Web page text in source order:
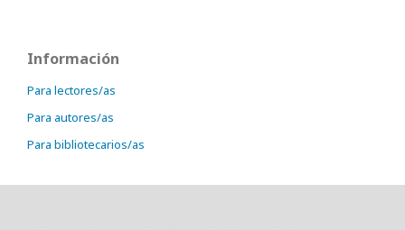
Información
Para lectores/as
Para autores/as
Para bibliotecarios/as